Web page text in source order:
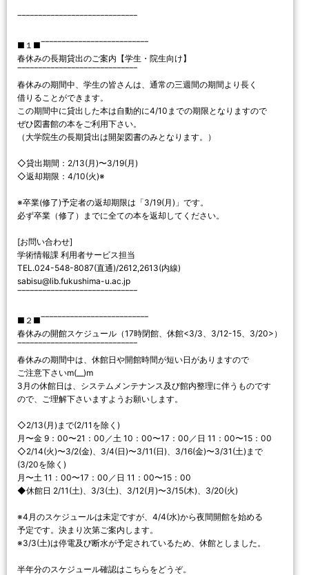
‾‾‾‾‾‾‾‾‾‾‾‾‾‾‾‾‾‾‾‾‾‾‾‾‾‾‾‾‾
■１■‾‾‾‾‾‾‾‾‾‾‾‾‾‾‾‾‾‾‾‾‾‾‾‾‾‾
春休みの長期貸出のご案内【学生・院生向け】
‾‾‾‾‾‾‾‾‾‾‾‾‾‾‾‾‾‾‾‾‾‾‾‾‾‾‾‾‾
春休みの期間中、学生の皆さんは、通常の三週間の期間より長く
借りることができます。
この期間中に貸出した本は自動的に4/10までの期限となりますので
ぜひ図書館の本をご利用下さい。
（大学院生の長期貸出は開架図書のみとなります。）
◇貸出期間：2/13(月)〜3/19(月)
◇返却期限：4/10(火)※
※卒業(修了)予定者の返却期限は「3/19(月)」です。
必ず卒業（修了）までに全ての本を返却してください。
[お問い合わせ]
学術情報課 利用者サービス担当
TEL.024-548-8087(直通)/2612,2613(内線)
sabisu@lib.fukushima-u.ac.jp
‾‾‾‾‾‾‾‾‾‾‾‾‾‾‾‾‾‾‾‾‾‾‾‾‾‾‾‾‾
■２■‾‾‾‾‾‾‾‾‾‾‾‾‾‾‾‾‾‾‾‾‾‾‾‾‾‾
春休みの開館スケジュール（17時閉館、休館<3/3、3/12-15、3/20>）
‾‾‾‾‾‾‾‾‾‾‾‾‾‾‾‾‾‾‾‾‾‾‾‾‾‾‾‾‾
春休みの期間中は、休館日や開館時間が短い日がありますので
ご注意下さいm(__)m
3月の休館日は、システムメンテナンス及び館内整理に伴うものです
ので、ご理解下さいますようお願いします。
◇2/13(月)まで(2/11を除く)
月〜金 9：00〜21：00／土 10：00〜17：00／日 11：00〜15：00
◇2/14(火)〜3/2(金)、3/4(日)〜3/11(日)、3/16(金)〜3/31(土)まで
(3/20を除く)
月〜土 11：00〜17：00／日 11：00〜15：00
◆休館日 2/11(土)、3/3(土)、3/12(月)〜3/15(木)、3/20(火)
※4月のスケジュールは未定ですが、4/4(水)から夜間開館を始める
予定です。決まり次第ご案内します。
※3/3(土)は停電及び断水が予定されているため、休館としました。
半年分のスケジュール確認はこちらをどうぞ。